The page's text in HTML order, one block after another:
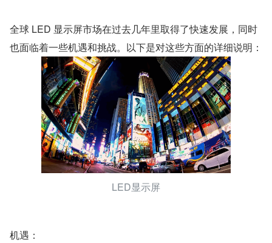
全球 LED 显示屏市场在过去几年里取得了快速发展，同时
也面临着一些机遇和挑战。以下是对这些方面的详细说明：
LED显示屏
机遇：